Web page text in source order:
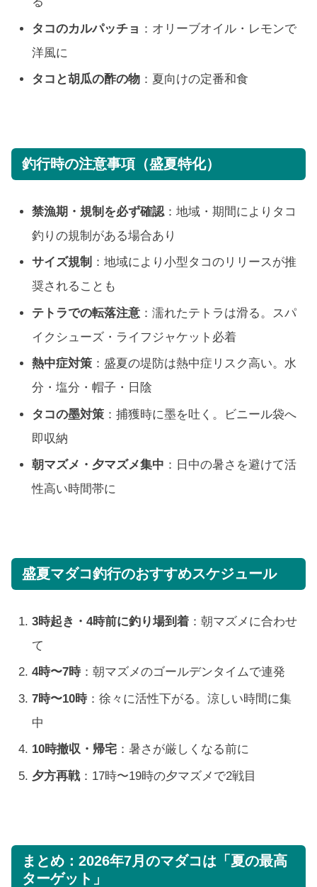
タコのカルパッチョ ：オリーブオイル・レモンで
洋風に
タコと胡瓜の酢の物 ：夏向けの定番和食
釣行時の注意事項（盛夏特化）
禁漁期・規制を必ず確認：地域・期間によりタコ
釣りの規制がある場合あり
サイズ規制 ：地域により小型タコのリリースが推
奨されることも
テトラでの転落注意 ：濡れたテトラは滑る。スパ
イクシューズ・ライフジャケット必着
熱中症対策 ：盛夏の堤防は熱中症リスク高い。水
分・塩分・帽子・日陰
タコの墨対策 ：捕獲時に墨を吐く。ビニール袋へ
即収納
朝マズメ・夕マズメ集中 ：日中の暑さを避けて活
性高い時間帯に
盛夏マダコ釣行のおすすめスケジュール
3時起き・4時前に釣り場到着 ：朝マズメに合わせ
て
4時〜7時：朝マズメのゴールデンタイムで連発
7時〜10時：徐々に活性下がる。涼しい時間に集
中
10時撤収・帰宅 ：暑さが厳しくなる前に
夕方再戦：17時〜19時の夕マズメで2戦目
まとめ：2026年7月のマダコは「夏の最高
ターゲット」